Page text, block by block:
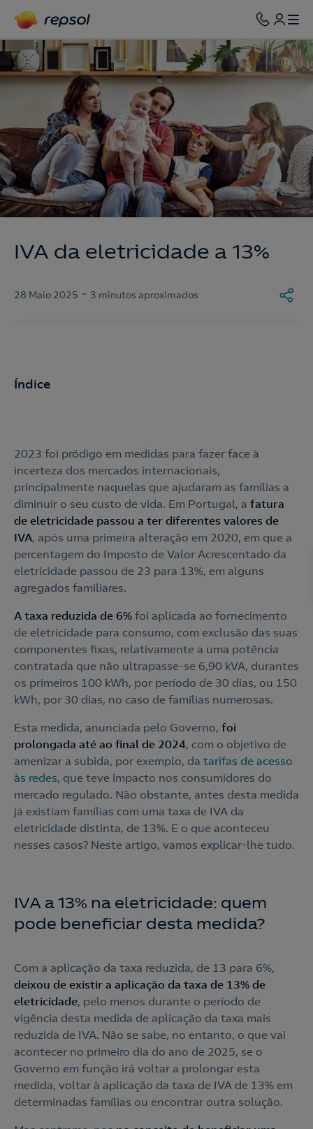
IVA da eletricidade a 13%
28 Maio 2025 - 3 minutos aproximados
2023 foi pródigo em medidas para fazer face à
incerteza dos mercados internacionais,
principalmente naquelas que ajudaram as famílias a
diminuir o seu custo de vida. Em Portugal, a fatura
de eletricidade passou a ter diferentes valores de
IVA, após uma primeira alteração em 2020, em que a
percentagem do Imposto de Valor Acrescentado da
eletricidade passou de 23 para 13%, em alguns
agregados familiares.
A taxa reduzida de 6% foi aplicada ao fornecimento
de eletricidade para consumo, com exclusão das suas
componentes fixas, relativamente a uma potência
contratada que não ultrapasse-se 6,90 kVA, durantes
os primeiros 100 kWh, por período de 30 dias, ou 150
kWh, por 30 dias, no caso de famílias numerosas.
Esta medida, anunciada pelo Governo, foi
prolongada até ao final de 2024, com o objetivo de
amenizar a subida, por exemplo, da tarifas de acesso
às redes, que teve impacto nos consumidores do
mercado regulado. Não obstante, antes desta medida
já existiam famílias com uma taxa de IVA da
eletricidade distinta, de 13%. E o que aconteceu
nesses casos? Neste artigo, vamos explicar-lhe tudo.
IVA a 13% na eletricidade: quem
pode beneficiar desta medida?
Com a aplicação da taxa reduzida, de 13 para 6%,
deixou de existir a aplicação da taxa de 13% de
eletricidade, pelo menos durante o período de
vigência desta medida de aplicação da taxa mais
reduzida de IVA. Não se sabe, no entanto, o que vai
acontecer no primeiro dia do ano de 2025, se o
Governo em função irá voltar a prolongar esta
medida, voltar à aplicação da taxa de IVA de 13% em
determinadas famílias ou encontrar outra solução.
Índice